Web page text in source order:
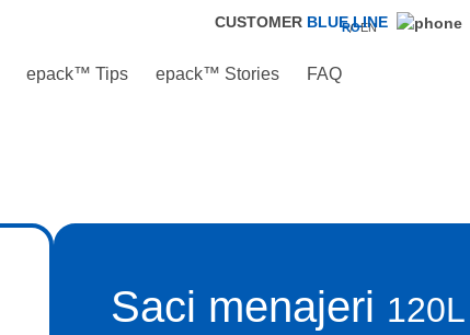
CUSTOMER BLUE LINE
epack™ Tips epack™ Stories FAQ
ROEN
Saci menajeri 120L